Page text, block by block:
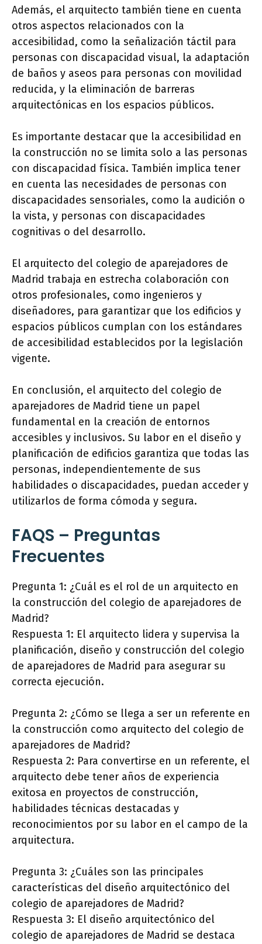
Además, el arquitecto también tiene en cuenta
otros aspectos relacionados con la
accesibilidad, como la señalización táctil para
personas con discapacidad visual, la adaptación
de baños y aseos para personas con movilidad
reducida, y la eliminación de barreras
arquitectónicas en los espacios públicos.
Es importante destacar que la accesibilidad en
la construcción no se limita solo a las personas
con discapacidad física. También implica tener
en cuenta las necesidades de personas con
discapacidades sensoriales, como la audición o
la vista, y personas con discapacidades
cognitivas o del desarrollo.
El arquitecto del colegio de aparejadores de
Madrid trabaja en estrecha colaboración con
otros profesionales, como ingenieros y
diseñadores, para garantizar que los edificios y
espacios públicos cumplan con los estándares
de accesibilidad establecidos por la legislación
vigente.
En conclusión, el arquitecto del colegio de
aparejadores de Madrid tiene un papel
fundamental en la creación de entornos
accesibles y inclusivos. Su labor en el diseño y
planificación de edificios garantiza que todas las
personas, independientemente de sus
habilidades o discapacidades, puedan acceder y
utilizarlos de forma cómoda y segura.
FAQS – Preguntas
Frecuentes
Pregunta 1: ¿Cuál es el rol de un arquitecto en
la construcción del colegio de aparejadores de
Madrid?
Respuesta 1: El arquitecto lidera y supervisa la
planificación, diseño y construcción del colegio
de aparejadores de Madrid para asegurar su
correcta ejecución.
Pregunta 2: ¿Cómo se llega a ser un referente en
la construcción como arquitecto del colegio de
aparejadores de Madrid?
Respuesta 2: Para convertirse en un referente, el
arquitecto debe tener años de experiencia
exitosa en proyectos de construcción,
habilidades técnicas destacadas y
reconocimientos por su labor en el campo de la
arquitectura.
Pregunta 3: ¿Cuáles son las principales
características del diseño arquitectónico del
colegio de aparejadores de Madrid?
Respuesta 3: El diseño arquitectónico del
colegio de aparejadores de Madrid se destaca